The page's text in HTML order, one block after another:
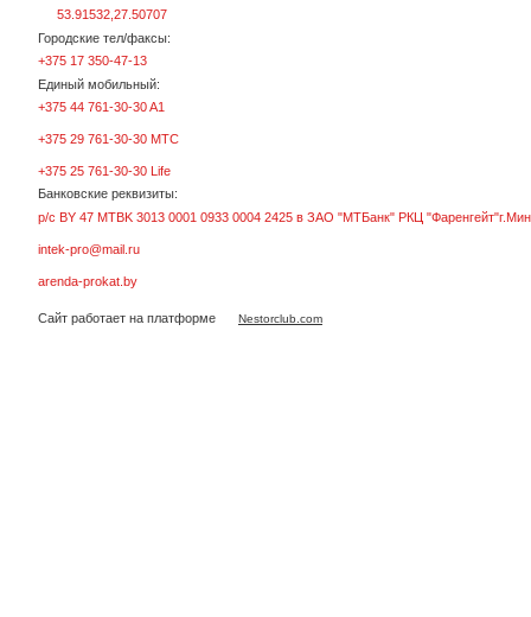
53.91532,27.50707
Городские тел/факсы:
+375 17 350-47-13
Единый мобильный:
+375 44 761-30-30 A1
+375 29 761-30-30 МТС
+375 25 761-30-30 Life
Банковские реквизиты:
р/с BY 47 MTBK 3013 0001 0933 0004 2425 в ЗАО "МТБанк" РКЦ
intek-pro@mail.ru
arenda-prokat.by
Сайт работает на платформе Nestorclub.com